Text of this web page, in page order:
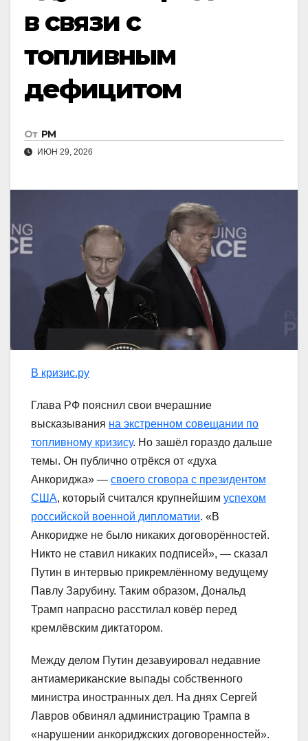
в связи с
топливным
дефицитом
От РМ
ИЮН 29, 2026
В кризис.ру
Глава РФ пояснил свои вчерашние
высказывания на экстренном совещании по
топливному кризису. Но зашёл гораздо дальше
темы. Он публично отрёкся от «духа
Анкориджа» — своего сговора с президентом
США, который считался крупнейшим успехом
российской военной дипломатии. «В
Анкоридже не было никаких договорённостей.
Никто не ставил никаких подписей», — сказал
Путин в интервью прикремлённому ведущему
Павлу Зарубину. Таким образом, Дональд
Трамп напрасно расстилал ковёр перед
кремлёвским диктатором.
Между делом Путин дезавуировал недавние
антиамериканские выпады собственного
министра иностранных дел. На днях Сергей
Лавров обвинял администрацию Трампа в
«нарушении анкориджских договоренностей».